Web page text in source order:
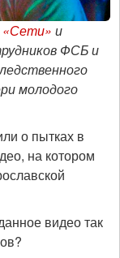
«Сети» и
ФСБ и
молодого
о пытках в
на котором
видео так